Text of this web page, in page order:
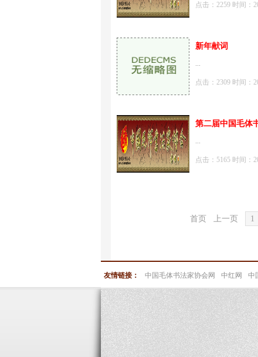
点击：2259 时间：
新年献词
...
点击：2309 时间：
第二届中国毛体
...
点击：5165 时间：
首页 上一页 1
友情链接： 中国毛体书法家协会网 中红网 中